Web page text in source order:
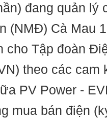
đang quản lý
(NMĐ) Cà Mau
cho Tập đoàn
theo các cam
PV Power -
mua bán điện